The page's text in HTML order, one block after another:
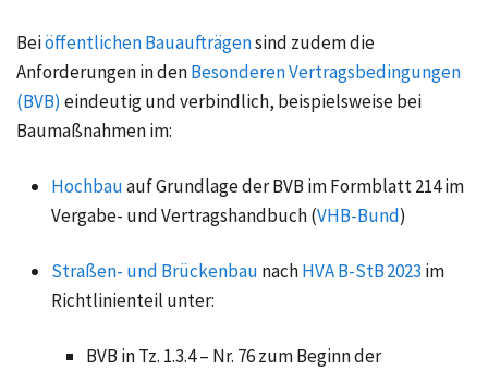
Beiöffentlichen Bauaufträgensind zudem die
Anforderungen in denBesonderen Vertragsbedingungen
(BVB) eindeutig und verbindlich, beispielsweise bei
Baumaßnahmen im:
Hochbauauf Grundlage der BVB im Formblatt 214 im
Vergabe- und Vertragshandbuch (VHB-Bund)
Straßen- und Brückenbau nachHVA B-StB 2023 im
Richtlinienteil unter:
BVB in Tz. 1.3.4 – Nr. 76 zum Beginn der